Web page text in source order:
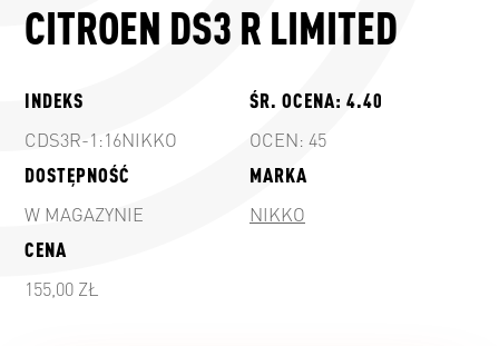
CITROEN DS3 R LIMITED
INDEKS
CDS3R-1:16NIKKO
ŚR. OCENA: 4.40
OCEN: 45
DOSTĘPNOŚĆ
W MAGAZYNIE
MARKA
NIKKO
CENA
155,00 ZŁ